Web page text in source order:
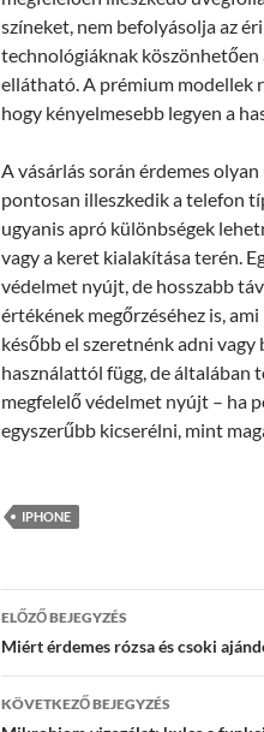
színeket, nem befolyásolja az
technológiáknak
ellátható. A prémium modellek
hogy kényelmesebb legyen a
A vásárlás során érdemes
pontosan illeszkedik a telefon
ugyanis apró különbségek
vagy a keret kialakítása terén.
védelmet nyújt, de hosszabb
értékének megőrzéséhez is,
később el szeretnénk adni
használattól függ, de általában
megfelelő védelmet nyújt – ha
egyszerűbb kicserélni, mint
IPHONE
Bejegyzés
navigáció
ELŐZŐ BEJEGYZÉS
Miért érdemes rózsa és csoki
KÖVETKEZŐ BEJEGYZÉS